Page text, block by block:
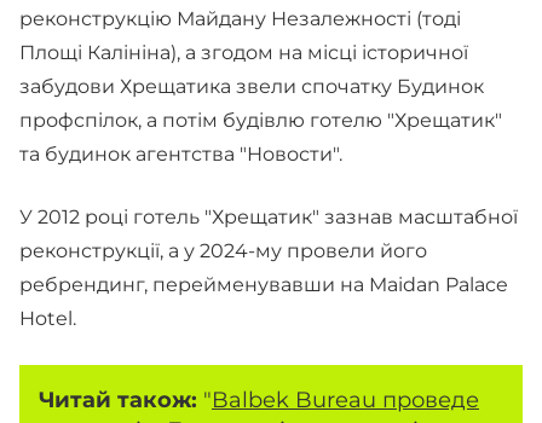
реконструкцію Майдану Незалежності (тоді
Площі Калініна), а згодом на місці історичної
забудови Хрещатика звели спочатку Будинок
профспілок, а потім будівлю готелю "Хрещатик"
та будинок агентства "Новости".
У 2012 році готель "Хрещатик" зазнав масштабної
реконструкції, а у 2024-му провели його
ребрендинг, перейменувавши на Maidan Palace
Hotel.
Читай також: "Balbek Bureau проведе